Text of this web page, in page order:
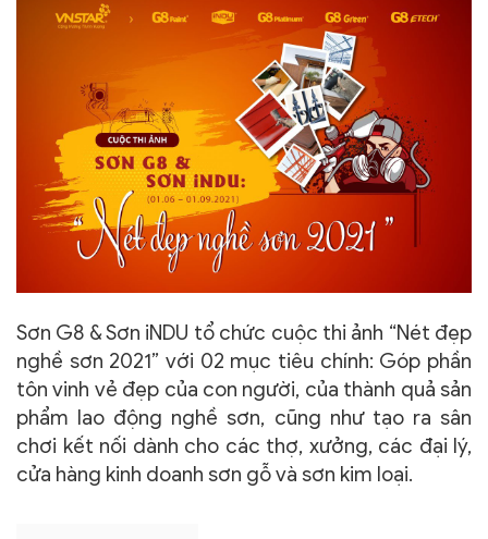
Sơn G8 & Sơn iNDU tổ chức cuộc thi ảnh “Nét đẹp
nghề sơn 2021” với 02 mục tiêu chính: Góp phần
tôn vinh vẻ đẹp của con người, của thành quả sản
phẩm lao động nghề sơn, cũng như tạo ra sân
chơi kết nối dành cho các thợ, xưởng, các đại lý,
cửa hàng kinh doanh sơn gỗ và sơn kim loại.